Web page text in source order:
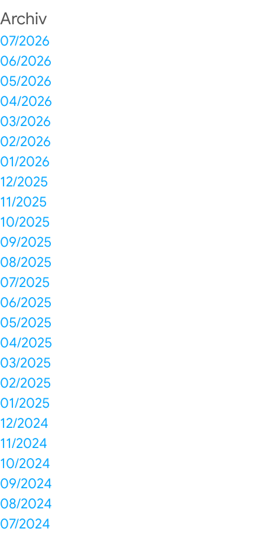
Archiv
07/2026
06/2026
05/2026
04/2026
03/2026
02/2026
01/2026
12/2025
11/2025
10/2025
09/2025
08/2025
07/2025
06/2025
05/2025
04/2025
03/2025
02/2025
01/2025
12/2024
11/2024
10/2024
09/2024
08/2024
07/2024